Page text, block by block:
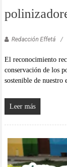
Redacción Effetá
El reconocimiento
conservación de los
sostenible de nuestro
Leer más